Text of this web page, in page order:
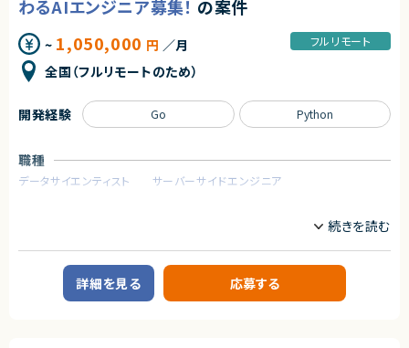
■ポジションの魅力
特定のプロダクトを持たない組織だからこそ俯瞰的に課題を見極め、全体
最適となる解決策を打っていくことが求められます。
テックリード室として全社を俯瞰して施策を考えるだけでなく、主担当となる
事業においては事業部の開発チームと共に事業に深くコミットしていただく
られる環境です。
アダルトコンテンツ有り
・コンテナ、CI/CD、マイクロサービス等のモダンな技術の経験
・インフラからバックエンド、フロントエンドまでの広い実装経験
■下記の言語を複数経験のある方
ビジネス側とのやり取りも発生します。
1案件、約10名のチームで構成されています。
例）・プレスリリース配信
・電子書籍にかかわるサービス
・学習支援システム
【メンバー構成】
求めるスキル
【必須要件】
【歓迎要件】
・jQuery以外のjsフレームワーク利用経験
・Java, Scala, Go などのコンパイラ型言語の開発経験
わるAIエンジニア募集！ の案件
~ 1,050,000 円 ／月
全国（フルリモートのため）
フルリモート
職種
データサイエンティスト サーバーサイドエンジニア
テクノロジーを活用し、法務業務の効率化・自動化を推進するリーガルテッ
【業務内容】
生成AIや大規模言語モデルの応用に関する開発及び運用
開発経験 Go Python
詳細を見る 応募する